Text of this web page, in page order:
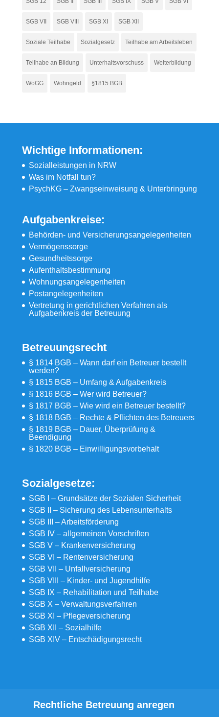
SGB VII SGB VIII SGB XI SGB XII
Soziale Teilhabe Sozialgesetz Teilhabe am Arbeitsleben
Teilhabe an Bildung Unterhaltsvorschuss Weiterbildung
WoGG Wohngeld §1815 BGB
Wichtige Informationen:
Sozialleistungen in NRW
Was im Notfall tun?
PsychKG – Zwangseinweisung & Unterbringung
Aufgabenkreise:
Behörden- und Versicherungsangelegenheiten
Vermögenssorge
Gesundheitssorge
Aufenthaltsbestimmung
Wohnungsangelegenheiten
Postangelegenheiten
Vertretung in gerichtlichen Verfahren als
Aufgabenkreis der Betreuung
Betreuungsrecht
§ 1814 BGB – Wann darf ein Betreuer bestellt
werden?
§ 1815 BGB – Umfang & Aufgabenkreis
§ 1816 BGB – Wer wird Betreuer?
§ 1817 BGB – Wie wird ein Betreuer bestellt?
§ 1818 BGB – Rechte & Pflichten des Betreuers
§ 1819 BGB – Dauer, Überprüfung &
Beendigung
§ 1820 BGB – Einwilligungsvorbehalt
Sozialgesetze:
SGB I – Grundsätze der Sozialen Sicherheit
SGB II – Sicherung des Lebensunterhalts
SGB III – Arbeitsförderung
SGB IV – allgemeinen Vorschriften
SGB V – Krankenversicherung
SGB VI – Rentenversicherung
SGB VII – Unfallversicherung
SGB VIII – Kinder- und Jugendhilfe
SGB IX – Rehabilitation und Teilhabe
SGB X – Verwaltungsverfahren
SGB XI – Pflegeversicherung
SGB XII – Sozialhilfe
SGB XIV – Entschädigungsrecht
Rechtliche Betreuung anregen